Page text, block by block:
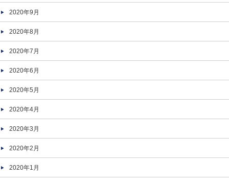
2020年9月
2020年8月
2020年7月
2020年6月
2020年5月
2020年4月
2020年3月
2020年2月
2020年1月